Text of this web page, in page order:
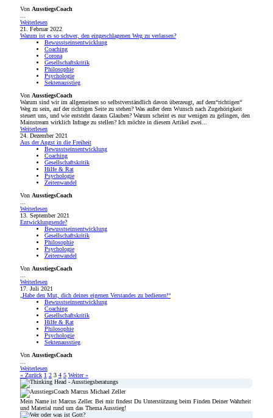
Von AusstiegsCoach
Weiterlesen
21. Februar 2022
Warum ist es so schwer, den eingeschlagenen Weg zu verlassen?
Bewusstseinsentwicklung
Coaching
Corona
Gesellschaftskritik
Philosophie
Psychologie
Sektenausstieg
Von AusstiegsCoach
Warum sind wir im allgemeinen so selbstverständlich davon überzeugt, auf dem“richtigen“
Weg zu sein, auf der richtigen Seite zu stehen? Was außer dem Wunsch nach Zugehörigkeit
steuert uns, und wie entsteht daraus Glauben? Warum scheint es nur wenigen zu gelingen, den
Mainstream wirklich Infrage zu stellen? Ich möchte in diesem Artikel zwei...
Weiterlesen
24. Dezember 2021
Aus der Angst in die Freiheit
Bewusstseinsentwicklung
Coaching
Gesellschaftskritik
Hilfe & Rat
Psychologie
Zeitenwandel
Von AusstiegsCoach
Weiterlesen
13. September 2021
Entwicklungsende?
Bewusstseinsentwicklung
Gesellschaftskritik
Philosophie
Psychologie
Zeitenwandel
Von AusstiegsCoach
Weiterlesen
17. Juli 2021
„Habe den Mut, dich deines eigenen Verstandes zu bedienen!“
Bewusstseinsentwicklung
Coaching
Gesellschaftskritik
Hilfe & Rat
Philosophie
Psychologie
Sektenausstieg
Von AusstiegsCoach
Weiterlesen
« Zurück 1 2 3 4 5 Weiter »
Mein Name ist Marcus Zeller. Bei mir findest Du Unterstützung beim Finden Deiner Wahrheit
und Material rund um das Thema Ausstieg!